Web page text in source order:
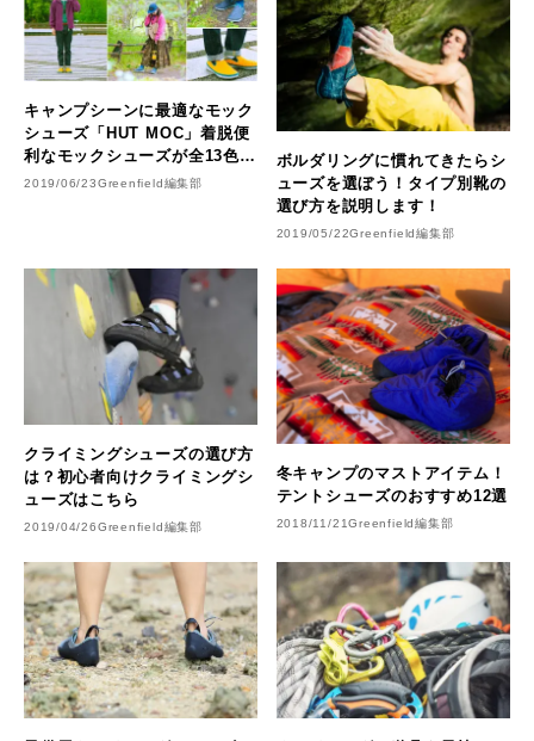
キャンプシーンに最適なモック
シューズ「HUT MOC」着脱便
利なモックシューズが全13色で
登場
2019/06/23Greenfield編集部
ボルダリングに慣れてきたらシ
ューズを選ぼう！タイプ別靴の
選び方を説明します！
2019/05/22Greenfield編集部
クライミングシューズの選び方
は？初心者向けクライミングシ
ューズはこちら
2019/04/26Greenfield編集部
冬キャンプのマストアイテム！
テントシューズのおすすめ12選
2018/11/21Greenfield編集部